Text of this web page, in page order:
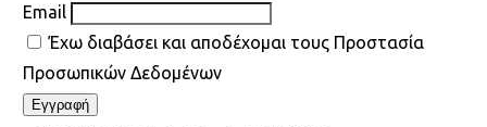
Email
Έχω διαβάσει και αποδέχομαι τους Προστασία
Προσωπικών Δεδομένων